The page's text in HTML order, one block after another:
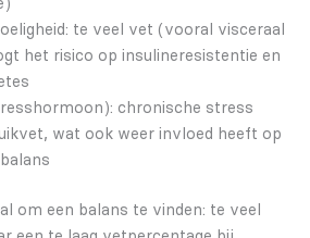
te veel vet (vooral visceraal
het risico op insulineresistentie en
chronische stress
wat ook weer invloed heeft op
om een balans te vinden: te veel